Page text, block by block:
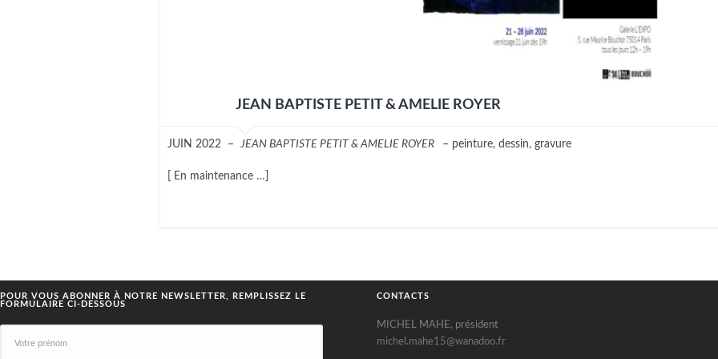
JEAN BAPTISTE PETIT & AMELIE ROYER
JUIN 2022 – JEAN BAPTISTE PETIT & AMELIE ROYER – peinture, dessin, gravure
[ En maintenance …]
POUR VOUS ABONNER À NOTRE NEWSLETTER, REMPLISSEZ LE
FORMULAIRE CI-DESSOUS
CONTACTS
MICHEL MAHE, président
michel.mahe15@wanadoo.fr